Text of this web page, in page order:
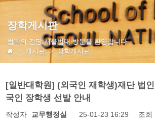
장학게시판
법학의 전당 서울법대 방문을 환영합니다
게시판
장학게시판
[일반대학원] (외국인 재학생)재단 법
국인 장학생 선발 안내
작성자 교무행정실 25-01-23 16:29 조회